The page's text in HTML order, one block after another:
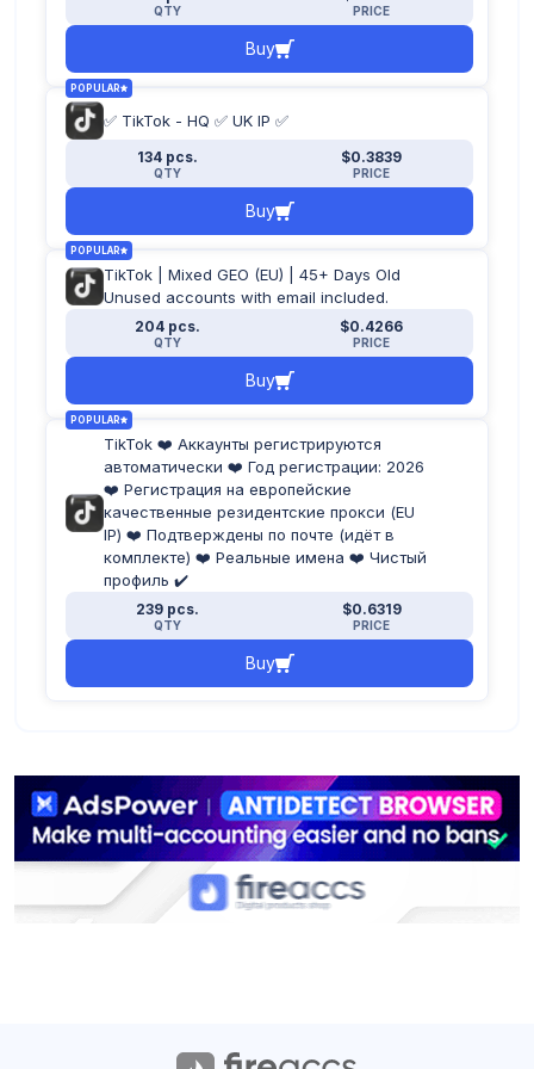
QTY PRICE
Buy
POPULAR
✅ TikTok - HQ ✅ UK IP ✅
134 pcs.
QTY
$0.3839
PRICE
Buy
POPULAR
TikTok | Mixed GEO (EU) | 45+ Days Old
Unused accounts with email included.
204 pcs.
QTY
$0.4266
PRICE
Buy
POPULAR
TikTok ❤️ Аккаунты регистрируются
автоматически ❤️ Год регистрации: 2026
❤️ Регистрация на европейские
качественные резидентские прокси (EU
IP) ❤️ Подтверждены по почте (идёт в
комплекте) ❤️ Реальные имена ❤️ Чистый
профиль ✔️
239 pcs.
QTY
$0.6319
PRICE
Buy